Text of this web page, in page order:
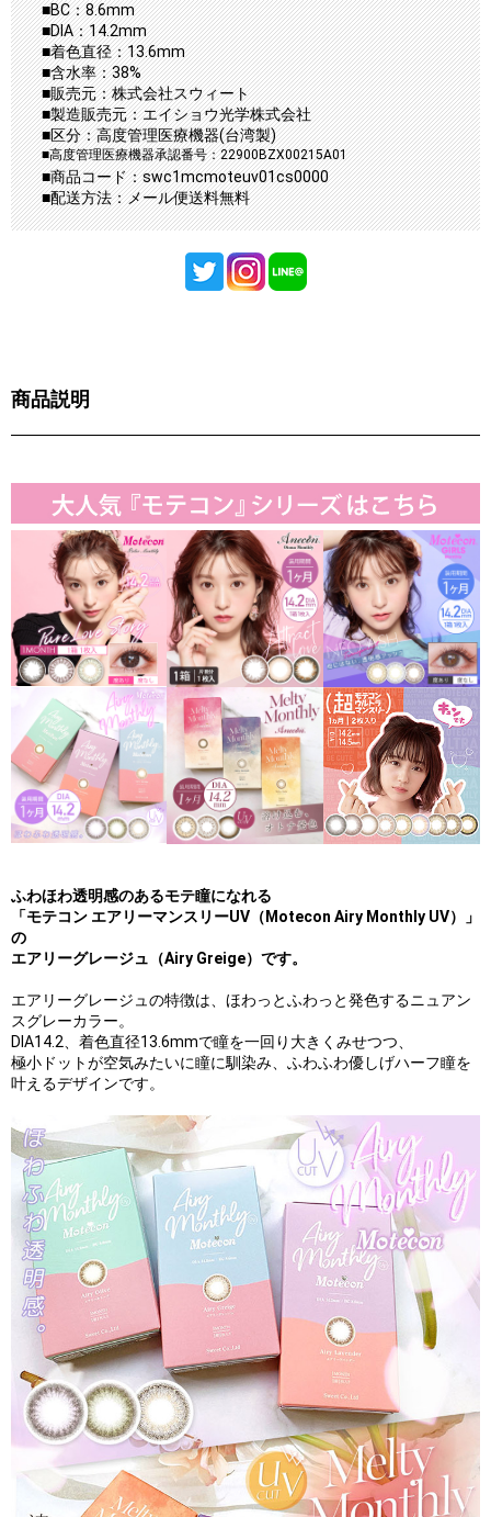
■BC：8.6mm
■DIA：14.2mm
■着色直径：13.6mm
■含水率：38%
■販売元：株式会社スウィート
■製造販売元：エイショウ光学株式会社
■区分：高度管理医療機器(台湾製)
■高度管理医療機器承認番号：22900BZX00215A01
■商品コード：swc1mcmoteuv01cs0000
■配送方法：メール便送料無料
商品説明
ふわほわ透明感のあるモテ瞳になれる
「モテコン エアリーマンスリーUV（Motecon Airy Monthly UV）」
の
エアリーグレージュ（Airy Greige）です。
エアリーグレージュの特徴は、ほわっとふわっと発色するニュアン
スグレーカラー。
DIA14.2、着色直径13.6mmで瞳を一回り大きくみせつつ、
極小ドットが空気みたいに瞳に馴染み、ふわふわ優しげハーフ瞳を
叶えるデザインです。